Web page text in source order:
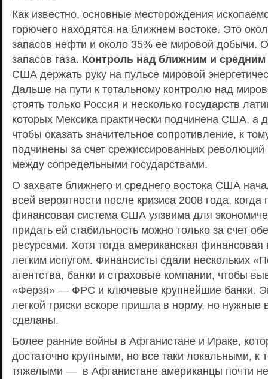
Как известно, основные месторождения
горючего находятся на ближнем востоке. Это
запасов нефти и около 35% ее мировой добычи.
запасов газа. Контроль над ближним и средним
США держать руку на пульсе мировой
Дальше на пути к тотальному контролю над
стоять только Россия и несколько государств
которых Мексика практически подчинена США, а
чтобы оказать значительное сопротивление, к
подчинены за счет срежиссированных
между сопредельными государствами.
О захвате ближнего и среднего востока США
всей вероятности после кризиса 2008 года, когда
финансовая система США уязвима для
придать ей стабильность можно только за счет
ресурсами. Хотя тогда американская финансовая
легким испугом. Финансисты сдали нескольких
агентства, банки и страховые компании, чтобы
«Ферзя» — ФРС и ключевые крупнейшие банки.
легкой тряски вскоре пришла в норму, но
сделаны.
Более ранние войны в Афганистане и Ираке,
достаточно крупными, но все таки локальными, к
тяжелыми — в Афганистане американцы почти не